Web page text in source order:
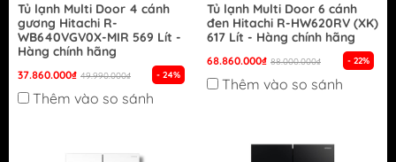
Tủ lạnh Multi Door 4 cánh
gương Hitachi R-
WB640VGV0X-MIR 569 Lít -
Hàng chính hãng
37.860.000₫ 49.990.000₫ - 24%
Thêm vào so sánh
Tủ lạnh Multi Door 6 cánh
đen Hitachi R-HW620RV (XK)
617 Lít - Hàng chính hãng
68.860.000₫ 88.000.000₫ - 22%
Thêm vào so sánh